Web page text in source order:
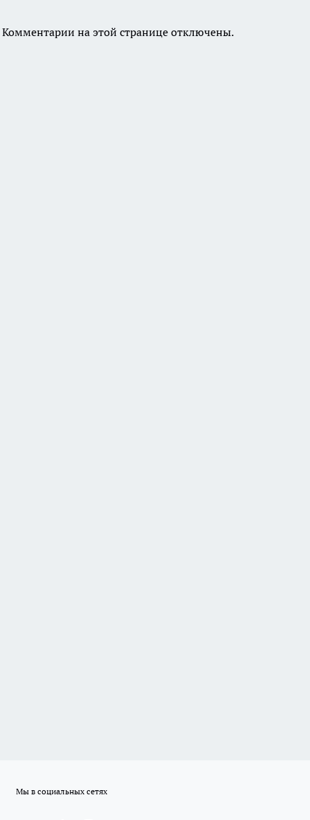
Комментарии на этой странице отключены.
Мы в социальных сетях